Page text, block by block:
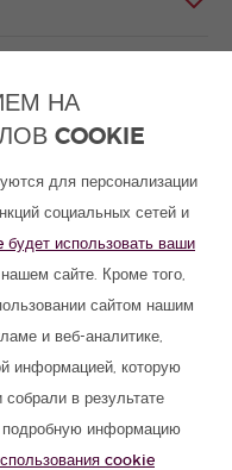
НА
COOKIE
для персонализации
социальных сетей и
будет использовать ваши
сайте. Кроме того,
сайтом нашим
и веб-аналитике,
информацией, которую
в результате
подробную информацию
cookie